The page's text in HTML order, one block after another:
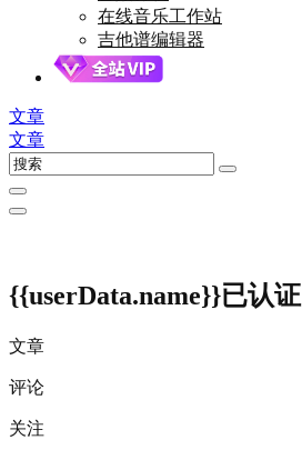
在线音乐工作站
吉他谱编辑器
文章
文章
{{userData.name}}已认证
文章
评论
关注